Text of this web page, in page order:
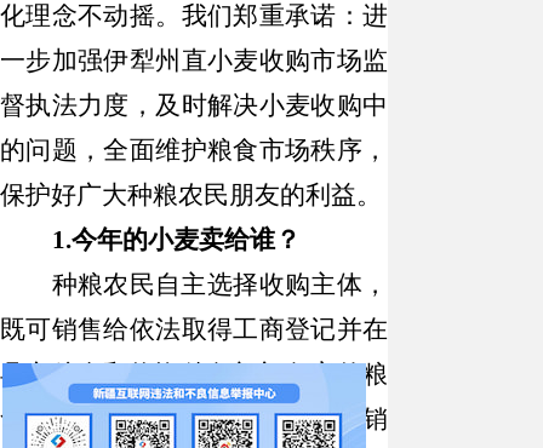
化理念不动摇。我们郑重承诺：进
一步加强伊犁州直小麦收购市场监
督执法力度，及时解决小麦收购中
的问题，全面维护粮食市场秩序，
保护好广大种粮农民朋友的利益。
1.今年的小麦卖给谁？
种粮农民自主选择收购主体，
既可销售给依法取得工商登记并在
县市粮食和物资储备部门备案的粮
食购销企业、加工企业等，也可销